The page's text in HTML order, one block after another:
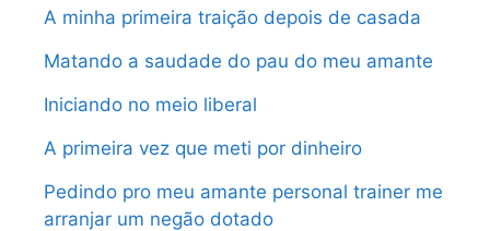
A minha primeira traição depois de casada
Matando a saudade do pau do meu amante
Iniciando no meio liberal
A primeira vez que meti por dinheiro
Pedindo pro meu amante personal trainer me
arranjar um negão dotado